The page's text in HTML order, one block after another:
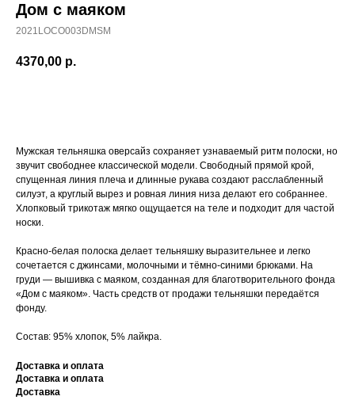
Дом с маяком
2021LOCO003DMSM
4370,00 р.
Мужская тельняшка оверсайз сохраняет узнаваемый ритм полоски, но
звучит свободнее классической модели. Свободный прямой крой,
спущенная линия плеча и длинные рукава создают расслабленный
силуэт, а круглый вырез и ровная линия низа делают его собраннее.
Хлопковый трикотаж мягко ощущается на теле и подходит для частой
носки.
Красно-белая полоска делает тельняшку выразительнее и легко
сочетается с джинсами, молочными и тёмно-синими брюками. На
груди — вышивка с маяком, созданная для благотворительного фонда
«Дом с маяком». Часть средств от продажи тельняшки передаётся
фонду.
Состав: 95% хлопок, 5% лайкра.
Доставка и оплата
Доставка и оплата
Доставка